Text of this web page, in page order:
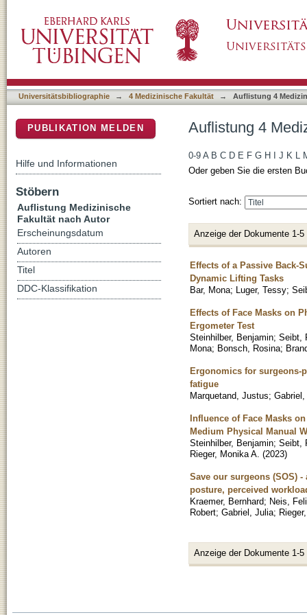
Universitätsbibliographie → 4 Medizinische Fakultät → Auflistung 4
Auflistung 4
0-9 A B C D E F G H J K L
Oder geben Sie die ersten
Sortiert nach:
Anzeige der Dokumente 1-5
Effects of a Passive Back-
Dynamic Lifting Tasks
Bar, Mona; Luger, Tessy;
Effects of Face Masks on
Ergometer Test
Steinhilber, Benjamin; Seibt,
Mona; Bonsch, Rosina;
Ergonomics for surgeons-
fatigue
Marquetand, Justus;
Influence of Face Masks
Medium Physical Manual
Steinhilber, Benjamin; Seibt,
Rieger, Monika A. (2023)
Save our surgeons (SOS)
posture, perceived
Kraemer, Bernhard; Neis,
Robert; Gabriel, Julia;
Anzeige der Dokumente 1-5
PUBLIKATION MELDEN
Hilfe und Informationen
Stöbern
Auflistung Medizinische
Fakultät nach Autor
Erscheinungsdatum
Autoren
Titel
DDC-Klassifikation